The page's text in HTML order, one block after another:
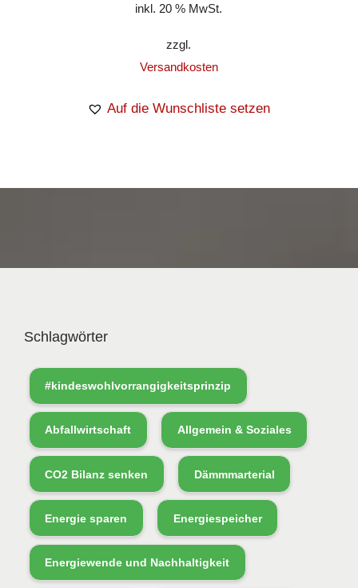
inkl. 20 % MwSt.
zzgl.
Versandkosten
Auf die Wunschliste setzen
Schlagwörter
#kindeswohlvorrangigkeitsprinzip
Abfallwirtschaft Allgemein & Soziales
CO2 Bilanz senken Dämmmarterial
Energie sparen Energiespeicher
Energiewende und Nachhaltigkeit